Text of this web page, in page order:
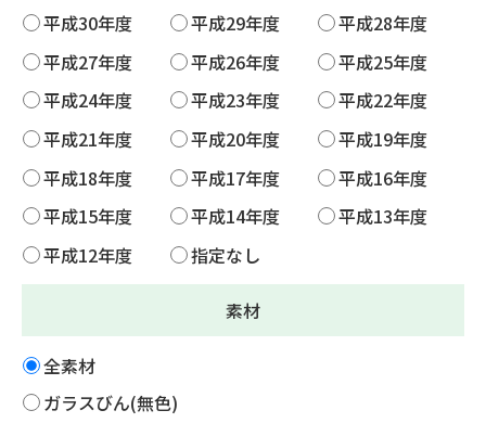
平成30年度
平成29年度
平成28年度
平成27年度
平成26年度
平成25年度
平成24年度
平成23年度
平成22年度
平成21年度
平成20年度
平成19年度
平成18年度
平成17年度
平成16年度
平成15年度
平成14年度
平成13年度
平成12年度
指定なし
素材
全素材
ガラスびん(無色)